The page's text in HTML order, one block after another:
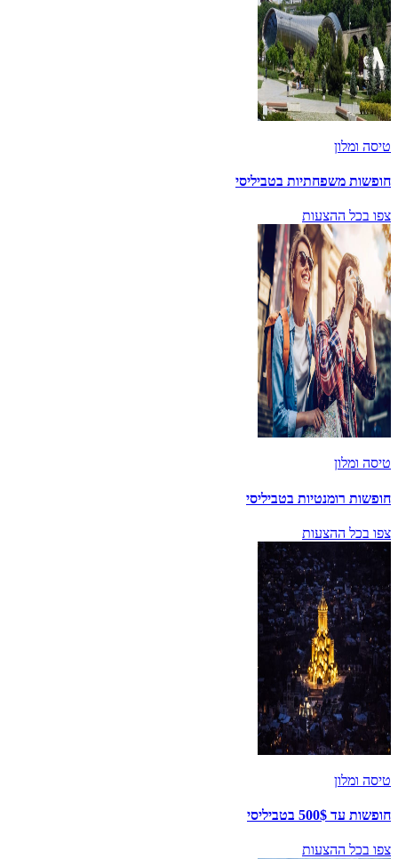
טיסה ומלון
חופשות משפחתיות בטביליסי
צפו בכל ההצעות
טיסה ומלון
חופשות רומנטיות בטביליסי
צפו בכל ההצעות
טיסה ומלון
חופשות עד 500$ בטביליסי
צפו בכל ההצעות